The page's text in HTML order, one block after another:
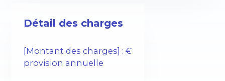
Détail des charges
[Montant des charges] : €
provision annuelle